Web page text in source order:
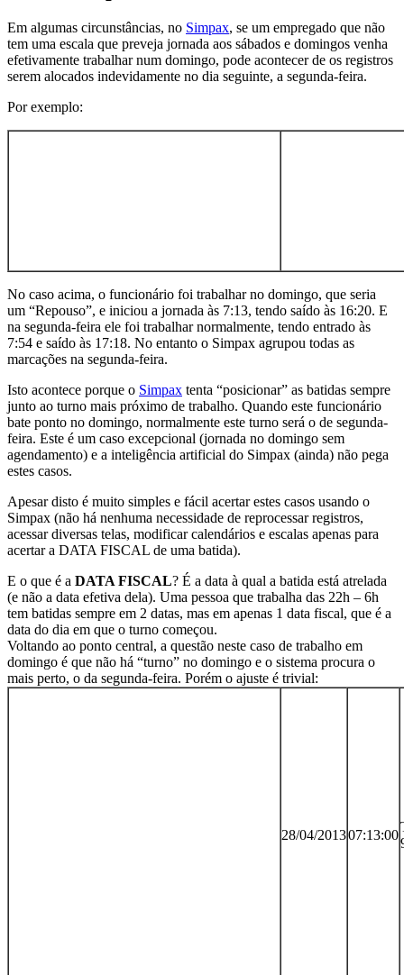
Em algumas circunstâncias, no Simpax, se um empregado que não
tem uma escala que preveja jornada aos sábados e domingos venha
efetivamente trabalhar num domingo, pode acontecer de os registros
serem alocados indevidamente no dia seguinte, a segunda-feira.
Por exemplo:
No caso acima, o funcionário foi trabalhar no domingo, que seria
um “Repouso”, e iniciou a jornada às 7:13, tendo saído às 16:20. E
na segunda-feira ele foi trabalhar normalmente, tendo entrado às
7:54 e saído às 17:18. No entanto o Simpax agrupou todas as
marcações na segunda-feira.
Isto acontece porque o Simpax tenta “posicionar” as batidas sempre
junto ao turno mais próximo de trabalho. Quando este funcionário
bate ponto no domingo, normalmente este turno será o de segunda-
feira. Este é um caso excepcional (jornada no domingo sem
agendamento) e a inteligência artificial do Simpax (ainda) não pega
estes casos.
Apesar disto é muito simples e fácil acertar estes casos usando o
Simpax (não há nenhuma necessidade de reprocessar registros,
acessar diversas telas, modificar calendários e escalas apenas para
acertar a DATA FISCAL de uma batida).
E o que é a DATA FISCAL? É a data à qual a batida está atrelada
(e não a data efetiva dela). Uma pessoa que trabalha das 22h – 6h
tem batidas sempre em 2 datas, mas em apenas 1 data fiscal, que é a
data do dia em que o turno começou.
Voltando ao ponto central, a questão neste caso de trabalho em
domingo é que não há “turno” no domingo e o sistema procura o
mais perto, o da segunda-feira. Porém o ajuste é trivial:
28/04/201307:13:00